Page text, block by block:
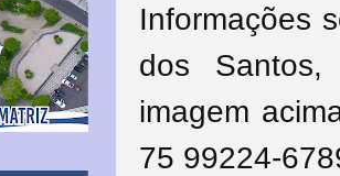
Informações
dos
imagem
75 99224-